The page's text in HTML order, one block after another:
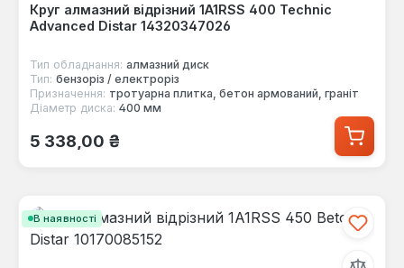
Круг алмазний відрізний 1A1RSS 400 Technic
Advanced Distar 14320347026
Тип обладнання: алмазний диск
Тип: бензоріз / електроріз
Призначення: тротуарна плитка, бетон армований, граніт
Діаметр диска: 400 мм
Звичайна ціна:
5 338,00 ₴
В наявності